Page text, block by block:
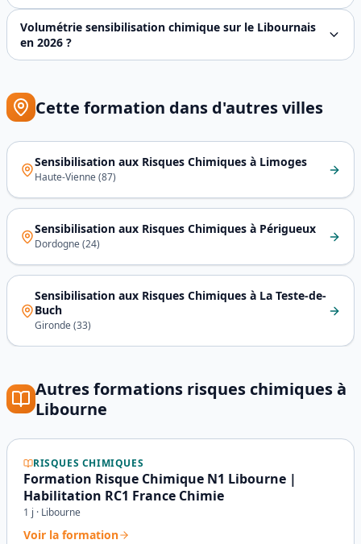
Systématiquement en format **intra-entreprise à
Volumétrie sensibilisation chimique sur le Libournais
en 2026 ?
Cette formation dans d'autres villes
Sensibilisation aux Risques Chimiques à Limoges
Haute-Vienne(87)
Sensibilisation aux Risques Chimiques à Périgueux
Dordogne(24)
Sensibilisation aux Risques Chimiques à La Teste-de-
Buch
Gironde(33)
Autres formations risques chimiquesà
Libourne
RISQUES CHIMIQUES
Formation Risque Chimique N1 Libourne |
Habilitation RC1 France Chimie
1 j · Libourne
Voir la formation